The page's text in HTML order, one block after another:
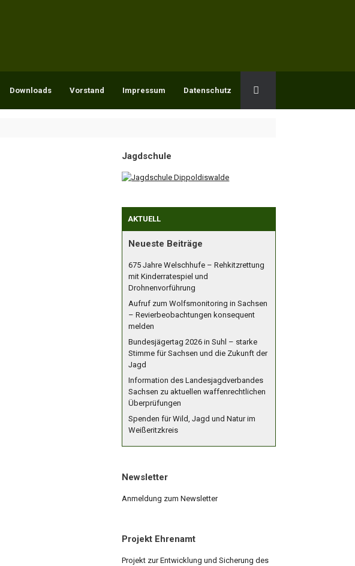
Downloads Vorstand Impressum Datenschutz
Jagdschule
AKTUELL
Neueste Beiträge
675 Jahre Welschhufe – Rehkitzrettung
mit Kinderratespiel und
Drohnenvorführung
Aufruf zum Wolfsmonitoring in Sachsen
– Revierbeobachtungen konsequent
melden
Bundesjägertag 2026 in Suhl – starke
Stimme für Sachsen und die Zukunft der
Jagd
Information des Landesjagdverbandes
Sachsen zu aktuellen waffenrechtlichen
Überprüfungen
Spenden für Wild, Jagd und Natur im
Weißeritzkreis
Newsletter
Anmeldung zum Newsletter
Projekt Ehrenamt
Projekt zur Entwicklung und Sicherung des